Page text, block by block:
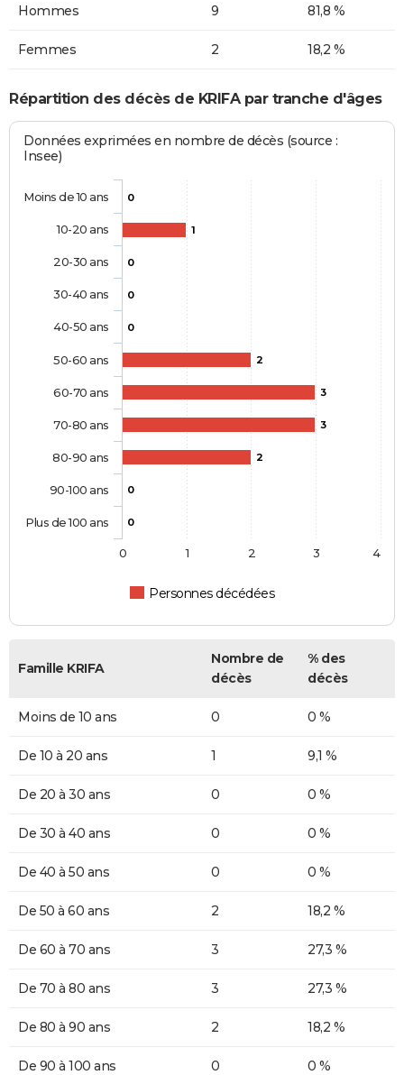
Hommes 9 81,8 %
Femmes 2 18,2 %
Répartition des décès de KRIFA par tranche d'âges
Données exprimées en nombre de décès (source :
Insee)
0
1
0
0
0
2
3
3
2
0
0
Personnes décédées
Moins de 10 ans
10-20 ans
20-30 ans
30-40 ans
40-50 ans
50-60 ans
60-70 ans
70-80 ans
80-90 ans
90-100 ans
Plus de 100 ans
0 1 2 3 4
Famille KRIFA
Nombre de
décès
% des
décès
Moins de 10 ans 0 0 %
De 10 à 20 ans 1 9,1 %
De 20 à 30 ans 0 0 %
De 30 à 40 ans 0 0 %
De 40 à 50 ans 0 0 %
De 50 à 60 ans 2 18,2 %
De 60 à 70 ans 3 27,3 %
De 70 à 80 ans 3 27,3 %
De 80 à 90 ans 2 18,2 %
De 90 à 100 ans 0 0 %